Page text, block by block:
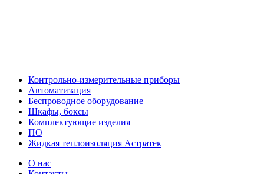
Контрольно-измерительные приборы
Автоматизация
Беспроводное оборудование
Шкафы, боксы
Комплектующие изделия
ПО
Жидкая теплоизоляция Астратек
О нас